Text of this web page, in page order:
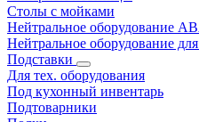
Столы с мойками
Нейтральное оборудование
Нейтральное оборудование
Подставки
Для тех. оборудования
Под кухонный инвентарь
Подтоварники